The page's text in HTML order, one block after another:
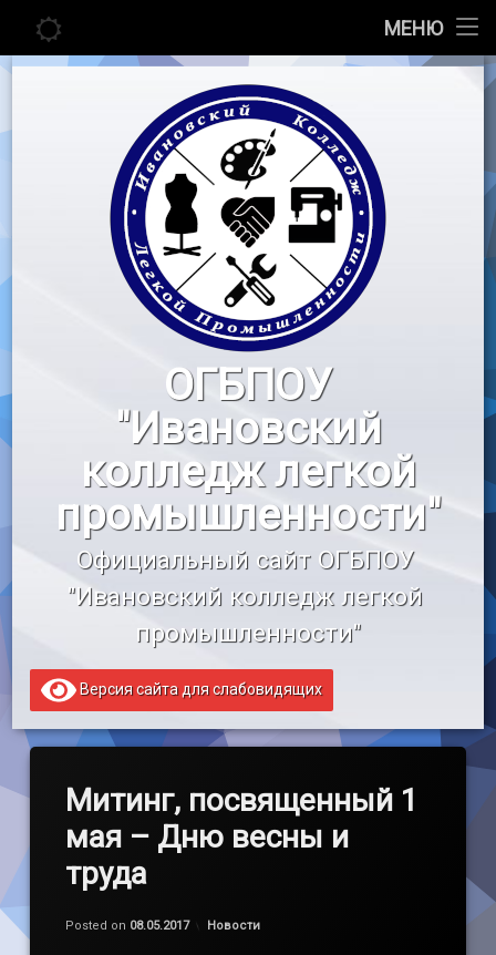
МЕНЮ
Главная
Педагогу
Воспитательная работа
«Профессионалы»
«Профессионалитет»
Образовательный кредит
Перейти
ОГБПОУ
"Ивановский
колледж легкой
промышленности"
Официальный сайт ОГБПОУ
"Ивановский колледж легкой
промышленности"
Версия сайта для слабовидящих
Митинг, посвященный 1
мая – Дню весны и
труда
Posted on 08.05.2017
Обновлено на
by
Категории:
Новости